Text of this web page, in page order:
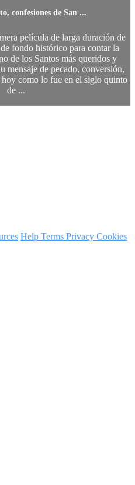
confesiones de San ...
película de larga duración de
fondo histórico para contar la
de los Santos más queridos y
mensaje de pecado, conversión,
como lo fue en el siglo quinto
de ...
Help Terms Privacy Cookies